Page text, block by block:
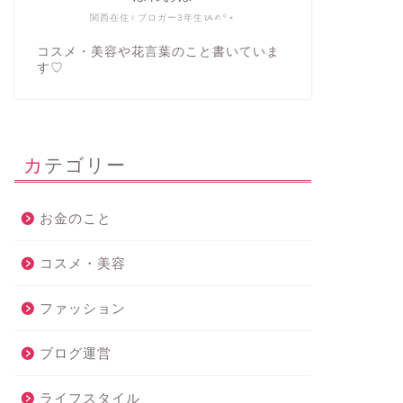
関西在住♀ブロガー3年生ᝰ✍︎꙳⋆
コスメ・美容や花言葉のこと書いていま
す♡
カテゴリー
お金のこと
コスメ・美容
ファッション
ブログ運営
ライフスタイル